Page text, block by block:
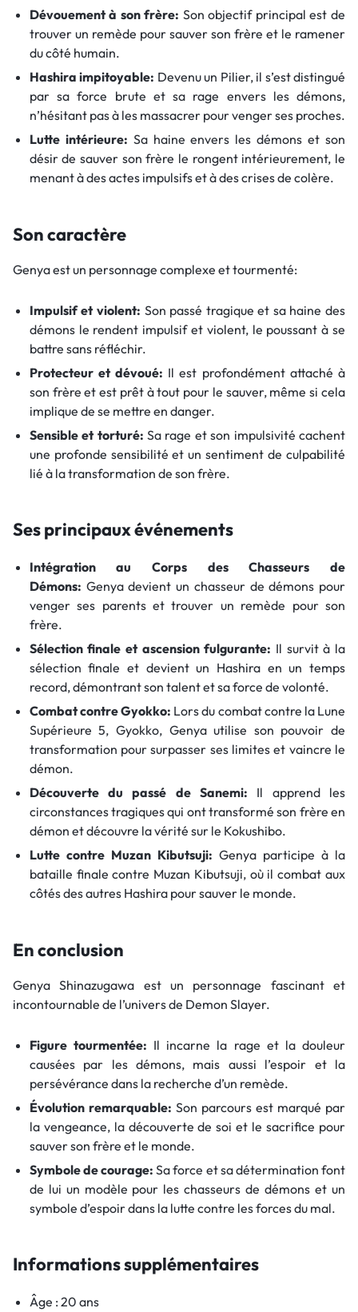
Dévouement à son frère: Son objectif principal est de
trouver un remède pour sauver son frère et le ramener
du côté humain.
Hashira impitoyable: Devenu un Pilier, il s’est distingué
par sa force brute et sa rage envers les démons,
n’hésitant pas à les massacrer pour venger ses proches.
Lutte intérieure: Sa haine envers les démons et son
désir de sauver son frère le rongent intérieurement, le
menant à des actes impulsifs et à des crises de colère.
Son caractère
Genya est un personnage complexe et tourmenté:
Impulsif et violent: Son passé tragique et sa haine des
démons le rendent impulsif et violent, le poussant à se
battre sans réfléchir.
Protecteur et dévoué: Il est profondément attaché à
son frère et est prêt à tout pour le sauver, même si cela
implique de se mettre en danger.
Sensible et torturé: Sa rage et son impulsivité cachent
une profonde sensibilité et un sentiment de culpabilité
lié à la transformation de son frère.
Ses principaux événements
Intégration au Corps des Chasseurs de
Démons: Genya devient un chasseur de démons pour
venger ses parents et trouver un remède pour son
frère.
Sélection finale et ascension fulgurante: Il survit à la
sélection finale et devient un Hashira en un temps
record, démontrant son talent et sa force de volonté.
Combat contre Gyokko: Lors du combat contre la Lune
Supérieure 5, Gyokko, Genya utilise son pouvoir de
transformation pour surpasser ses limites et vaincre le
démon.
Découverte du passé de Sanemi: Il apprend les
circonstances tragiques qui ont transformé son frère en
démon et découvre la vérité sur le Kokushibo.
Lutte contre Muzan Kibutsuji: Genya participe à la
bataille finale contre Muzan Kibutsuji, où il combat aux
côtés des autres Hashira pour sauver le monde.
En conclusion
Genya Shinazugawa est un personnage fascinant et
incontournable de l’univers de Demon Slayer.
Figure tourmentée: Il incarne la rage et la douleur
causées par les démons, mais aussi l’espoir et la
persévérance dans la recherche d’un remède.
Évolution remarquable: Son parcours est marqué par
la vengeance, la découverte de soi et le sacrifice pour
sauver son frère et le monde.
Symbole de courage: Sa force et sa détermination font
de lui un modèle pour les chasseurs de démons et un
symbole d’espoir dans la lutte contre les forces du mal.
Informations supplémentaires
Âge : 20 ans